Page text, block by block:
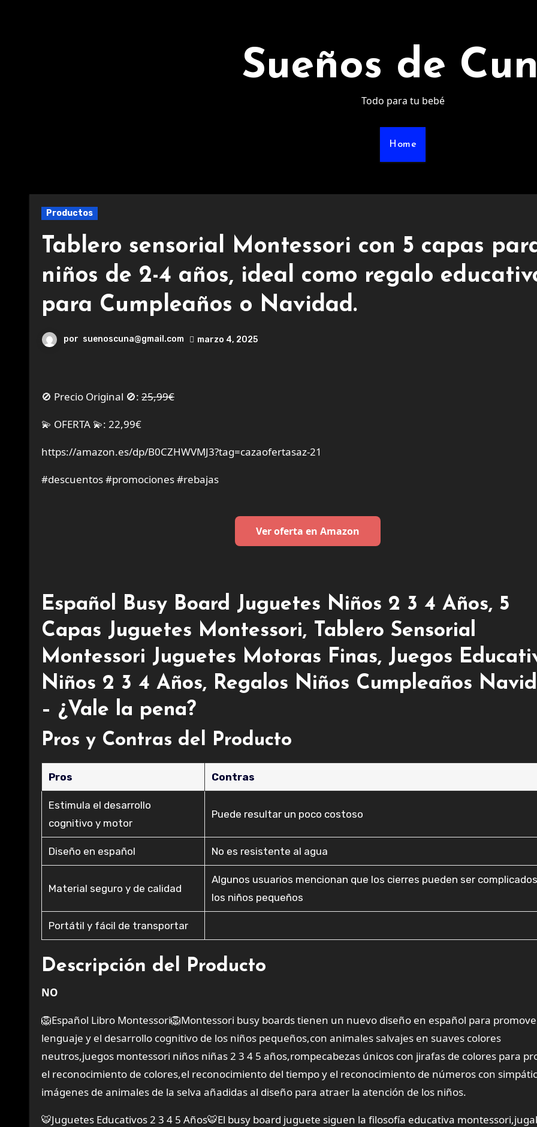
Sueños de
Todo para tu bebé
Home
Productos
Tablero sensorial Montessori con 5 capas
niños de 2-4 años, ideal como regalo
para Cumpleaños o Navidad.
por suenoscuna@gmail.com marzo 4, 2025
🚫 Precio Original 🚫: 25,99€
💫 OFERTA 💫: 22,99€
https://amazon.es/dp/B0CZHWVMJ3?tag=cazaofertasaz-21
#descuentos #promociones #rebajas
Ver oferta en Amazon
Español Busy Board Juguetes Niños 2 3 4 Años, 5
Capas Juguetes Montessori, Tablero Sensorial
Montessori Juguetes Motoras Finas, Juegos
Niños 2 3 4 Años, Regalos Niños Cumpleaños
– ¿Vale la pena?
Pros y Contras del Producto
Pros Contras
Estimula el desarrollo
cognitivo y motor
Puede resultar un poco costoso
Diseño en español No es resistente al agua
Material seguro y de calidad
Algunos usuarios mencionan que los cierres pueden ser
los niños pequeños
Portátil y fácil de transportar
Descripción del Producto
NO
🦁Español Libro Montessori🦁Montessori busy boards tienen un nuevo diseño en español para
lenguaje y el desarrollo cognitivo de los niños pequeños,con animales salvajes en suaves colores
neutros,juegos montessori niños niñas 2 3 4 5 años,rompecabezas únicos con jirafas de colores para
el reconocimiento de colores,el reconocimiento del tiempo y el reconocimiento de números con
imágenes de animales de la selva añadidas al diseño para atraer la atención de los niños.
🐯Juguetes Educativos 2 3 4 5 Años🐯El busy board juguete siguen la filosofía educativa